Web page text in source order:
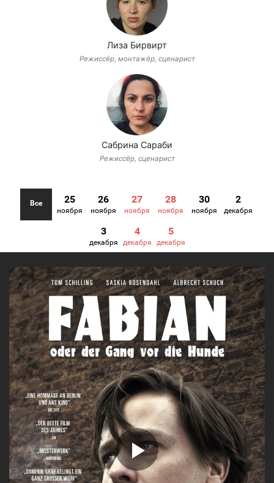
Лиза Бирвирт
Режиссёр, монтажёр, сценарист
Сабрина Сараби
Режиссёр, сценарист
Все 25
ноября
26
ноября
27
ноября
28
ноября
30
ноября
2
декабря
3
декабря
4
декабря
5
декабря